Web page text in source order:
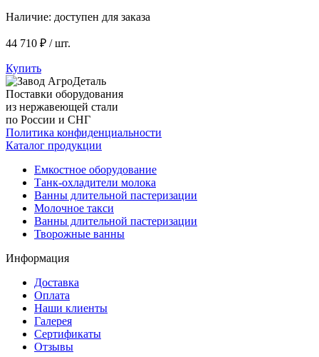
Наличие: доступен для заказа
44 710 ₽ / шт.
Купить
Поставки оборудования
из нержавеющей стали
по России и СНГ
Политика конфиденциальности
Каталог продукции
Емкостное оборудование
Танк-охладители молока
Ванны длительной пастеризации
Молочное такси
Ванны длительной пастеризации
Творожные ванны
Информация
Доставка
Оплата
Наши клиенты
Галерея
Сертификаты
Отзывы